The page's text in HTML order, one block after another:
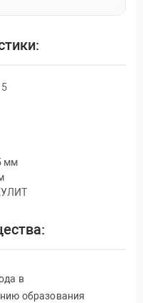
мм
в
образования